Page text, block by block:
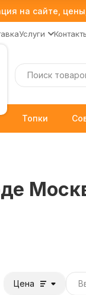
на сайте,
Услуги
Топки
Цена